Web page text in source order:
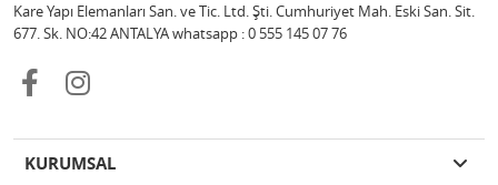
Kare Yapı Elemanları San. ve Tic. Ltd. Şti. Cumhuriyet Mah. Eski San. Sit.
677. Sk. NO:42 ANTALYA whatsapp : 0 555 145 07 76
KURUMSAL